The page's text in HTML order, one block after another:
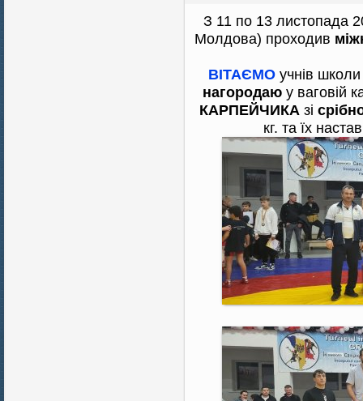
З 11 по 13 листопада
Молдова) проходив
ВІТАЄМО учнів
нагородаю у ваговій
КАРПЕЙЧИКА зі
кг. та їх